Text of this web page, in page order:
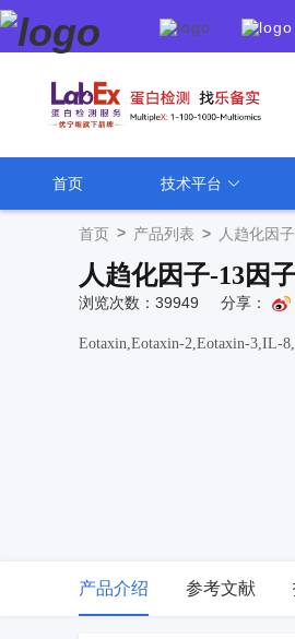
首页 技术平台
首页 > 产品列表 > 人趋化因
人趋化因子-13因
浏览次数：39949 分享：
Eotaxin,Eotaxin-2,Eotaxin-3,IL-
产品介绍 参考文献